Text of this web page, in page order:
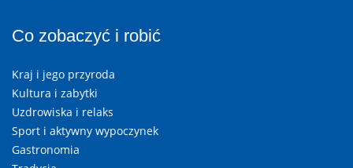
Co zobaczyć i robić
Kraj i jego przyroda
Kultura i zabytki
Uzdrowiska i relaks
Sport i aktywny wypoczynek
Gastronomia